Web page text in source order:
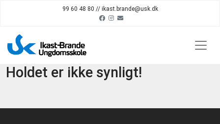
99 60 48 80 // ikast.brande@usk.dk
Holdet er ikke synligt!